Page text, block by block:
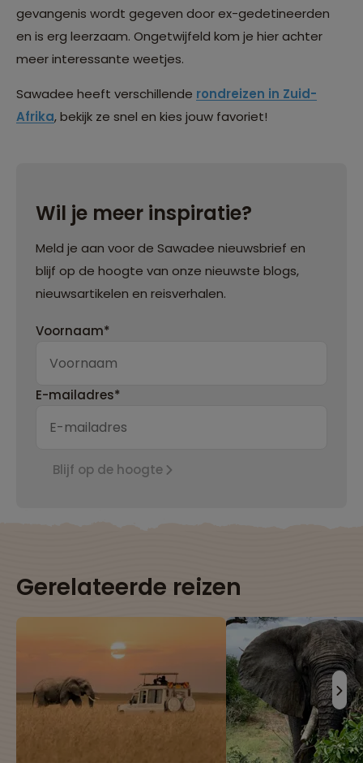
gevangenis wordt gegeven door ex-gedetineerden
en is erg leerzaam. Ongetwijfeld kom je hier achter
meer interessante weetjes.
Sawadee heeft verschillende rondreizen in Zuid-
Afrika, bekijk ze snel en kies jouw favoriet!
Wil je meer inspiratie?
Meld je aan voor de Sawadee nieuwsbrief en
blijf op de hoogte van onze nieuwste blogs,
nieuwsartikelen en reisverhalen.
Voornaam*
E-mailadres*
Blijf op de hoogte
Gerelateerde reizen